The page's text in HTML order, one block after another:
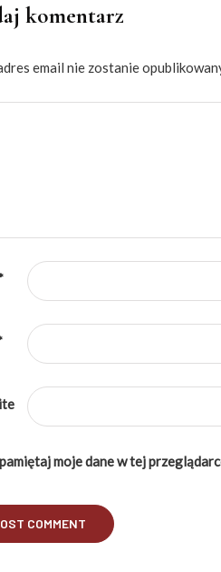
komentarz
email nie zostanie
moje dane w tej